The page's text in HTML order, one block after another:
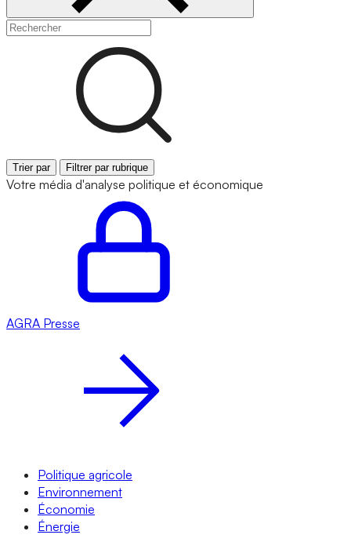
Trier par Filtrer par rubrique
Votre média d'analyse politique et économique
AGRA Presse
Politique agricole
Environnement
Économie
Énergie